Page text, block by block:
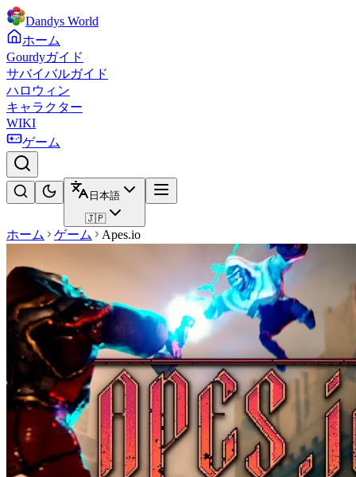
Dandys World
ホーム
Gourdyガイド
サバイバルガイド
ハロウィン
キャラクター
WIKI
ゲーム
日本語
🇯🇵
ホーム ゲーム Apes.io